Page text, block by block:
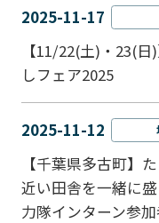
2025-11-17
【11/22(土)・23(
しフェア2025
2025-11-12
【千葉県多古町】
近い田舎を一緒に
力隊インターン参加